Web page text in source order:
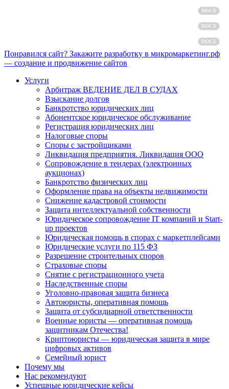
DOCX
DOCX
DOCX
Понравился сайт? Закажите разработку в микромаркетинг.рф
— создание и продвижение сайтов
Услуги
Арбитраж ВЕДЕНИЕ ДЕЛ В СУДАХ
Взыскание долгов
Банкротство юридических лиц
Абонентское юридическое обслуживание
Регистрация юридических лиц
Налоговые споры
Споры с застройщиками
Ликвидация предприятия. Ликвидация ООО
Сопровождение в тендерах (электронных
аукционах)
Банкротство физических лиц
Оформление права на объекты недвижимости
Снижение кадастровой стоимости
Защита интеллектуальной собственности
Юридическое сопровождение IT компаний и Start-
up проектов
Юридическая помощь в спорах с маркетплейсами
Юридические услуги по 115 ФЗ
Разрешение строительных споров
Страховые споры
Снятие с регистрационного учета
Наследственные споры
Уголовно-правовая защита бизнеса
Автоюристы, оперативная помощь
Защита от субсидиарной ответственности
Военные юристы — оперативная помощь
защитникам Отечества!
Криптоюристы — юридическая защита в мире
цифровых активов
Семейный юрист
Почему мы
Нас рекомендуют
Успешные юридические кейсы